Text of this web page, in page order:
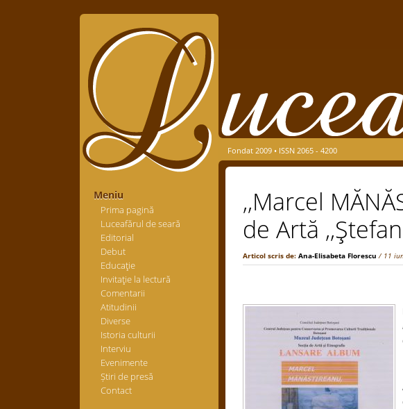
Meniu
Prima pagină
Luceafărul de seară
Editorial
Debut
Educaţie
Invitaţie la lectură
Comentarii
Atitudinii
Diverse
Istoria culturii
Interviu
Evenimente
Știri de presă
Contact
Fondat 2009 • ISSN 2065 - 4200
,,Marcel
de Artă
Articol scris de: Ana-Elisabeta Florescu / 11